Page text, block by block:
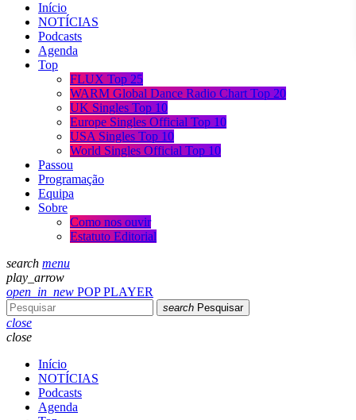
Início
NOTÍCIAS
Podcasts
Agenda
Top
FLUX Top 25
WARM Global Dance Radio Chart Top 20
UK Singles Top 10
Europe Singles Official Top 10
USA Singles Top 10
World Singles Official Top 10
Passou
Programação
Equipa
Sobre
Como nos ouvir
Estatuto Editorial
search menu
play_arrow
open_in_new POP PLAYER
search Pesquisar
close
close
Início
NOTÍCIAS
Podcasts
Agenda